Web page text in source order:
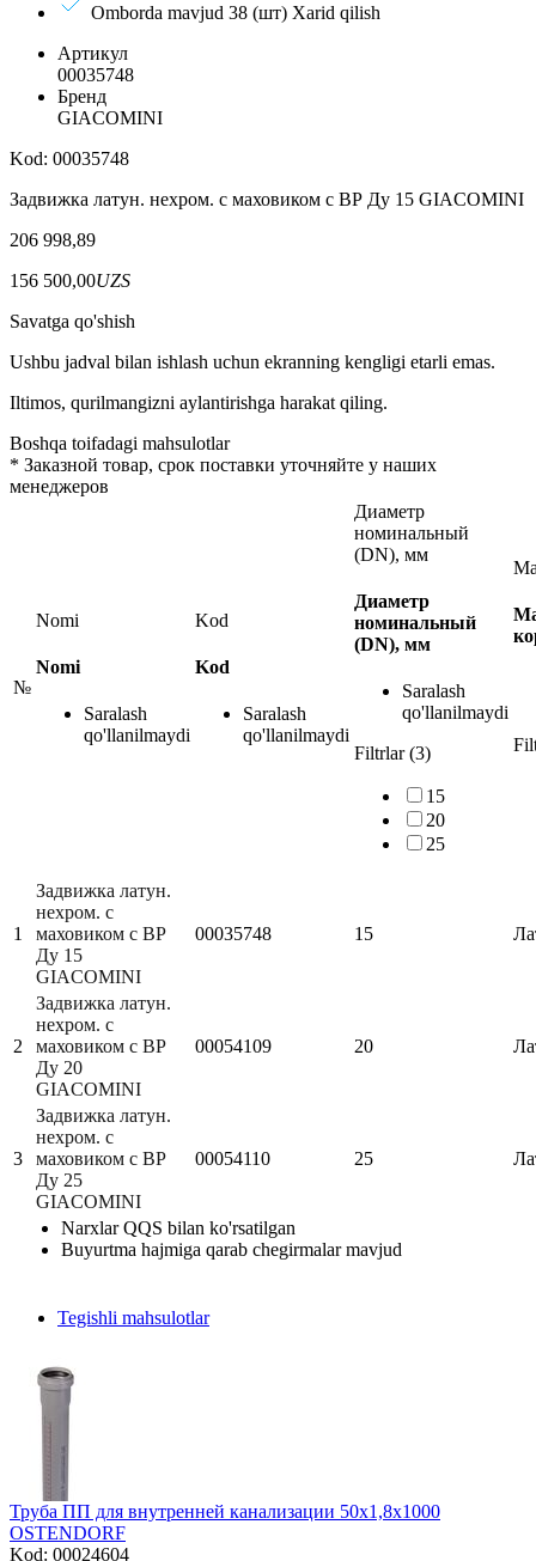
Omborda mavjud 38 (шт) Xarid qilish
Артикул
00035748
Бренд
GIACOMINI
Kod: 00035748
Задвижка латун. нехром. с маховиком с ВР Ду 15 GIACOMINI
206 998,89
156 500,00UZS
Savatga qo'shish
Ushbu jadval bilan ishlash uchun ekranning kengligi etarli emas.
Iltimos, qurilmangizni aylantirishga harakat qiling.
Boshqa toifadagi mahsulotlar
* Заказной товар, срок поставки уточняйте у наших
менеджеров
№
Nomi
Nomi
Saralash
qo'llanilmaydi
Kod
Kod
Saralash
qo'llanilmaydi
Диаметр
номинальный
(DN), мм
Диаметр
номинальный
(DN), мм
Saralash
qo'llanilmaydi
Filtrlar (3)
15
20
25
1
Задвижка латун.
нехром. с
маховиком с ВР
Ду 15
GIACOMINI
00035748 15
2
Задвижка латун.
нехром. с
маховиком с ВР
Ду 20
GIACOMINI
00054109 20
3
Задвижка латун.
нехром. с
маховиком с ВР
Ду 25
GIACOMINI
00054110 25
Narxlar QQS bilan ko'rsatilgan
Buyurtma hajmiga qarab chegirmalar mavjud
Tegishli mahsulotlar
Труба ПП для внутренней канализации 50х1,8х1000
OSTENDORF
Kod: 00024604